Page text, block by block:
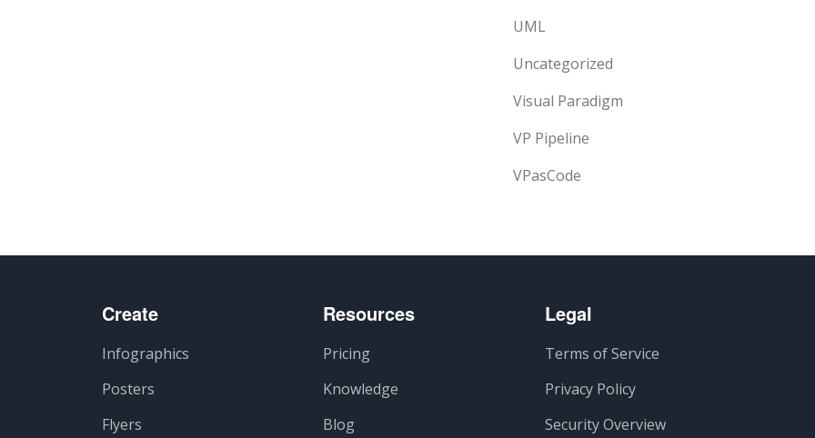
UML
Uncategorized
Visual Paradigm
VP Pipeline
VPasCode
Create
Infographics
Posters
Flyers
Resources
Pricing
Knowledge
Blog
Legal
Terms of Service
Privacy Policy
Security Overview